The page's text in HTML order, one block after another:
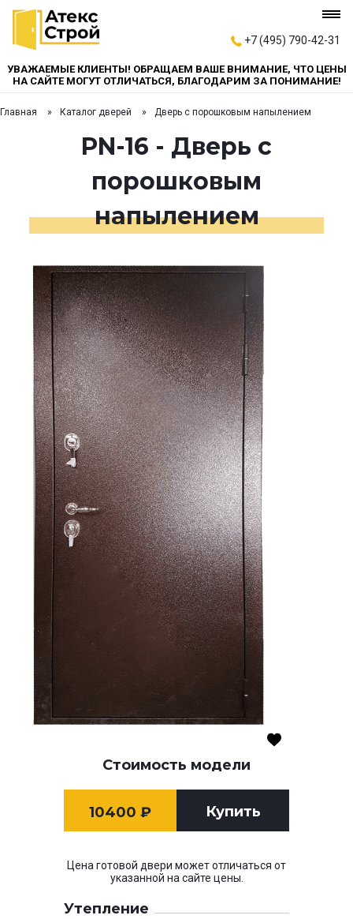
+7 (495) 790-42-31
УВАЖАЕМЫЕ КЛИЕНТЫ! ОБРАЩАЕМ ВАШЕ ВНИМАНИЕ, ЧТО ЦЕНЫ
НА САЙТЕ МОГУТ ОТЛИЧАТЬСЯ, БЛАГОДАРИМ ЗА ПОНИМАНИЕ!
Главная Каталог дверей Дверь с порошковым напылением
PN-16 - Дверь с
порошковым
напылением
Стоимость модели
10400 ₽ Купить
Цена готовой двери может отличаться от
указанной на сайте цены.
Утепление